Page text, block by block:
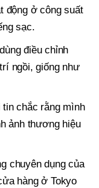
động ở công suất
sạc.
điều chỉnh
ngồi, giống như
tin chắc rằng mình
ảnh thương hiệu
chuyên dụng của
hàng ở Tokyo